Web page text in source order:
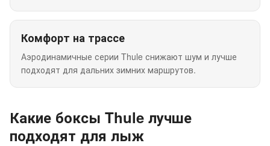
Комфорт на трассе
Аэродинамичные серии Thule снижают шум и лучше
подходят для дальних зимних маршрутов.
Какие боксы Thule лучше
подходят для лыж